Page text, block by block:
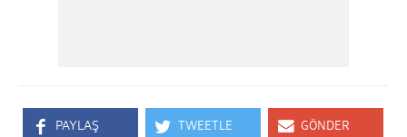
PAYLAŞ TWEETLE GÖNDER